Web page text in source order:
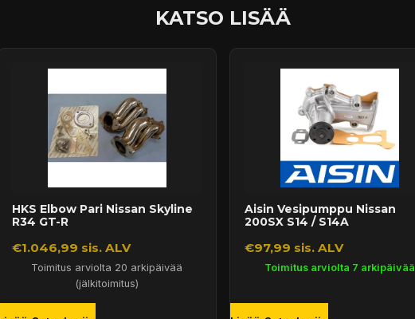
KATSO LISÄÄ
HKS Elbow Pari Nissan Skyline
R34 GT-R
€1.046,99 sis. ALV
Toimitus arviolta 20 arkipäivää
(jälkitoimitus)
Aisin Vesipumppu Nissan
200SX S14 / S14A
€97,99 sis. ALV
Toimitus arviolta 7 arkipäivää